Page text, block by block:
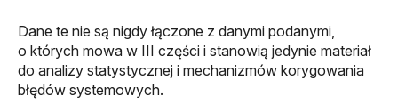
Dane te nie są nigdy łączone z danymi podanymi,
o których mowa w III części i stanowią jedynie materiał
do analizy statystycznej i mechanizmów korygowania
błędów systemowych.